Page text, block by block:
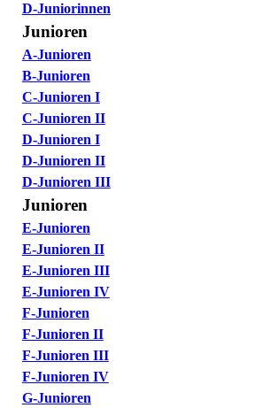
D-Juniorinnen
Junioren
A-Junioren
B-Junioren
C-Junioren I
C-Junioren II
D-Junioren I
D-Junioren II
D-Junioren III
Junioren
E-Junioren
E-Junioren II
E-Junioren III
E-Junioren IV
F-Junioren
F-Junioren II
F-Junioren III
F-Junioren IV
G-Junioren